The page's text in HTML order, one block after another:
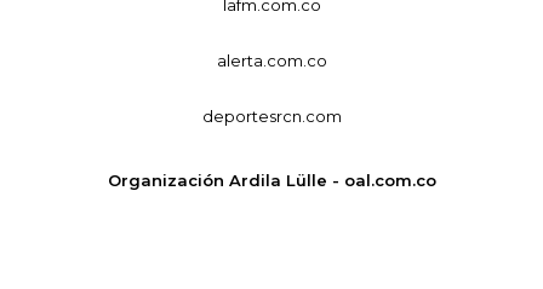
lafm.com.co
alerta.com.co
deportesrcn.com
Organización Ardila Lülle - oal.com.co